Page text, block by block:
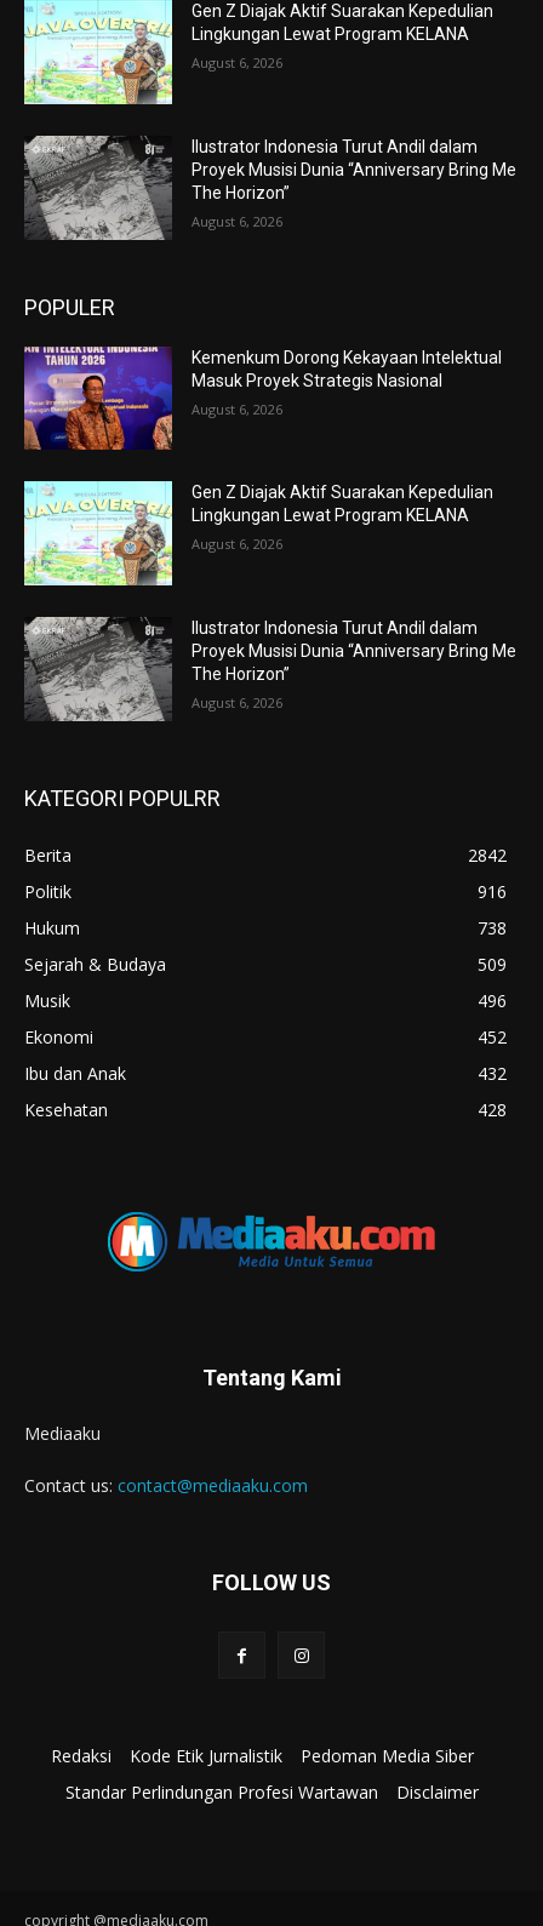
Gen Z Diajak Aktif Suarakan Kepedulian
Lingkungan Lewat Program KELANA
August 6, 2026
Ilustrator Indonesia Turut Andil dalam
Proyek Musisi Dunia “Anniversary Bring Me
The Horizon”
August 6, 2026
POPULER
Kemenkum Dorong Kekayaan Intelektual
Masuk Proyek Strategis Nasional
August 6, 2026
Gen Z Diajak Aktif Suarakan Kepedulian
Lingkungan Lewat Program KELANA
August 6, 2026
Ilustrator Indonesia Turut Andil dalam
Proyek Musisi Dunia “Anniversary Bring Me
The Horizon”
August 6, 2026
KATEGORI POPULRR
Berita
2842
Politik
916
Hukum
738
Sejarah & Budaya
509
Musik
496
Ekonomi
452
Ibu dan Anak
432
Kesehatan
428
Tentang Kami
Mediaaku
Contact us: contact@mediaaku.com
FOLLOW US
Redaksi Kode Etik Jurnalistik
Pedoman Media Siber
Standar Perlindungan Profesi Wartawan
Disclaimer
copyright @mediaaku.com